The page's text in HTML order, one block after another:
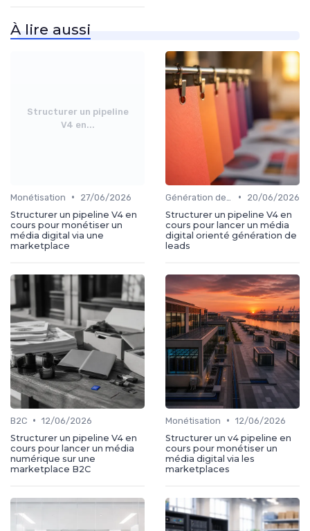
À lire aussi
Structurer un pipeline
V4 en...
Monétisation •
27/06/2026
Structurer un pipeline V4 en
cours pour monétiser un
média digital via une
marketplace
•
20/06/2026
Structurer un pipeline V4 en
cours pour lancer un média
digital orienté génération de
leads
B2C • 12/06/2026
Structurer un pipeline V4 en
cours pour lancer un média
numérique sur une
marketplace B2C
Monétisation • 12/06/2026
Structurer un v4 pipeline en
cours pour monétiser un
média digital via les
marketplaces